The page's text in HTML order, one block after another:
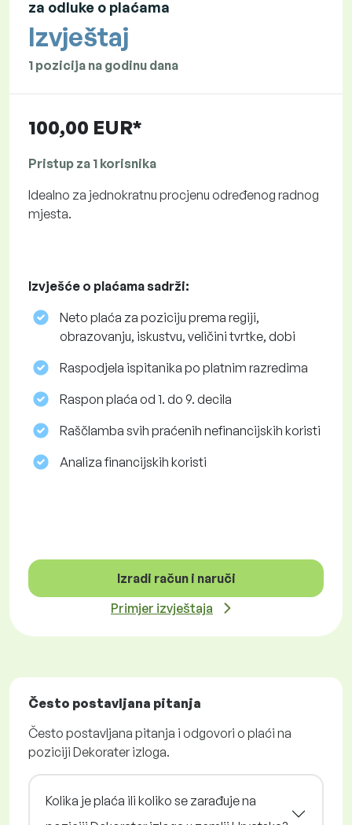
za odluke o plaćama
Izvještaj
1 pozicija na godinu dana
100,00 EUR*
Pristup za 1 korisnika
Idealno za jednokratnu procjenu određenog radnog
mjesta.
Izvješće o plaćama sadrži:
Neto plaća za poziciju prema regiji,
obrazovanju, iskustvu, veličini tvrtke, dobi
Raspodjela ispitanika po platnim razredima
Raspon plaća od 1. do 9. decila
Raščlamba svih praćenih nefinancijskih koristi
Analiza financijskih koristi
Izradi račun i naruči
Primjer izvještaja
Često postavljana pitanja
Često postavljana pitanja i odgovori o plaći na
poziciji Dekorater izloga.
Kolika je plaća ili koliko se zarađuje na